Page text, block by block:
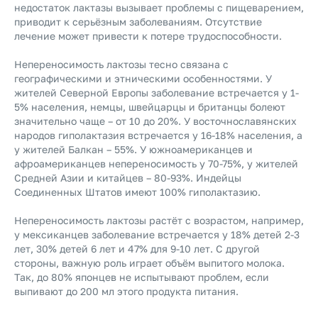
недостаток лактазы вызывает проблемы с пищеварением,
приводит к серьёзным заболеваниям. Отсутствие
лечение может привести к потере трудоспособности.
Непереносимость лактозы тесно связана с
географическими и этническими особенностями. У
жителей Северной Европы заболевание встречается у 1-
5% населения, немцы, швейцарцы и британцы болеют
значительно чаще – от 10 до 20%. У восточнославянских
народов гиполактазия встречается у 16-18% населения, а
у жителей Балкан – 55%. У южноамериканцев и
афроамериканцев непереносимость у 70-75%, у жителей
Средней Азии и китайцев – 80-93%. Индейцы
Соединенных Штатов имеют 100% гиполактазию.
Непереносимость лактозы растёт с возрастом, например,
у мексиканцев заболевание встречается у 18% детей 2-3
лет, 30% детей 6 лет и 47% для 9-10 лет. С другой
стороны, важную роль играет объём выпитого молока.
Так, до 80% японцев не испытывают проблем, если
выпивают до 200 мл этого продукта питания.